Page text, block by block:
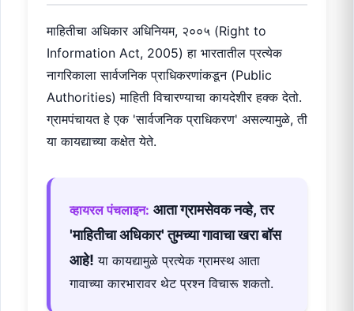
माहितीचा अधिकार अधिनियम, २००५ (Right to
Information Act, 2005) हा भारतातील प्रत्येक
नागरिकाला सार्वजनिक प्राधिकरणांकडून (Public
Authorities) माहिती विचारण्याचा कायदेशीर हक्क देतो.
ग्रामपंचायत हे एक 'सार्वजनिक प्राधिकरण' असल्यामुळे, ती
या कायद्याच्या कक्षेत येते.
व्हायरल पंचलाइन: आता ग्रामसेवक नव्हे, तर
'माहितीचा अधिकार' तुमच्या गावाचा खरा बॉस
आहे! या कायद्यामुळे प्रत्येक ग्रामस्थ आता
गावाच्या कारभारावर थेट प्रश्न विचारू शकतो.